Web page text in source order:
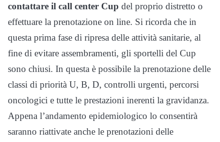
contattare il call center Cup del proprio distretto o
effettuare la prenotazione on line. Si ricorda che in
questa prima fase di ripresa delle attività sanitarie, al
fine di evitare assembramenti, gli sportelli del Cup
sono chiusi. In questa è possibile la prenotazione delle
classi di priorità U, B, D, controlli urgenti, percorsi
oncologici e tutte le prestazioni inerenti la gravidanza.
Appena l’andamento epidemiologico lo consentirà
saranno riattivate anche le prenotazioni delle